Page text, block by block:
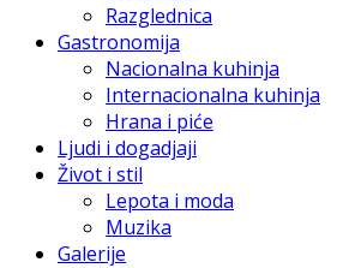
Razglednica
Gastronomija
Nacionalna kuhinja
Internacionalna kuhinja
Hrana i piće
Ljudi i dogadjaji
Život i stil
Lepota i moda
Muzika
Galerije